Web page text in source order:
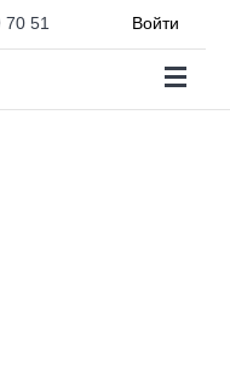
70 51 Войти